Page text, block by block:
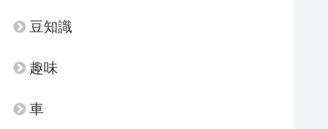
豆知識
趣味
車